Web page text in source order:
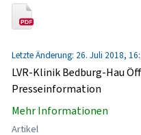
Letzte Änderung: 26. Juli 2018,
LVR-Klinik Bedburg-Hau
Presseinformation
Mehr Informationen
Artikel